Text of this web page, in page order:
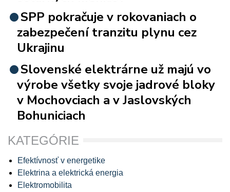
SPP pokračuje v rokovaniach o
zabezpečení tranzitu plynu cez
Ukrajinu
Slovenské elektrárne už majú vo
výrobe všetky svoje jadrové bloky
v Mochovciach a v Jaslovských
Bohuniciach
KATEGÓRIE
Efektívnosť v energetike
Elektrina a elektrická energia
Elektromobilita